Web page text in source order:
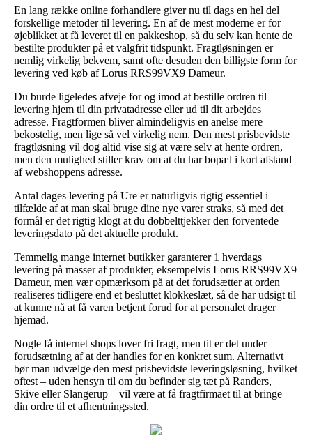
En lang række online forhandlere giver nu til dags en hel del
forskellige metoder til levering. En af de mest moderne er for
øjeblikket at få leveret til en pakkeshop, så du selv kan hente de
bestilte produkter på et valgfrit tidspunkt. Fragtløsningen er
nemlig virkelig bekvem, samt ofte desuden den billigste form for
levering ved køb af Lorus RRS99VX9 Dameur.
Du burde ligeledes afveje for og imod at bestille ordren til
levering hjem til din privatadresse eller ud til dit arbejdes
adresse. Fragtformen bliver almindeligvis en anelse mere
bekostelig, men lige så vel virkelig nem. Den mest prisbevidste
fragtløsning vil dog altid vise sig at være selv at hente ordren,
men den mulighed stiller krav om at du har bopæl i kort afstand
af webshoppens adresse.
Antal dages levering på Ure er naturligvis rigtig essentiel i
tilfælde af at man skal bruge dine nye varer straks, så med det
formål er det rigtig klogt at du dobbelttjekker den forventede
leveringsdato på det aktuelle produkt.
Temmelig mange internet butikker garanterer 1 hverdags
levering på masser af produkter, eksempelvis Lorus RRS99VX9
Dameur, men vær opmærksom på at det forudsætter at orden
realiseres tidligere end et besluttet klokkeslæt, så de har udsigt til
at kunne nå at få varen betjent forud for at personalet drager
hjemad.
Nogle få internet shops lover fri fragt, men tit er det under
forudsætning af at der handles for en konkret sum. Alternativt
bør man udvælge den mest prisbevidste leveringsløsning, hvilket
oftest – uden hensyn til om du befinder sig tæt på Randers,
Skive eller Slangerup – vil være at få fragtfirmaet til at bringe
din ordre til et afhentningssted.